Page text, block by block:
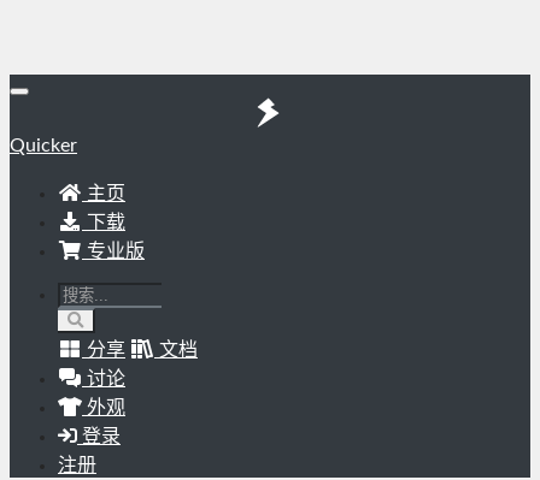
Quicker
主页
下载
专业版
分享
文档
讨论
外观
登录
注册